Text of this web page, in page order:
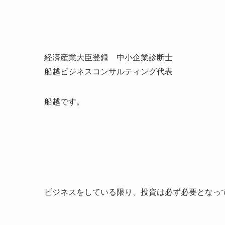
経済産業大臣登録 中小企業診断士
船越ビジネスコンサルティング代表
船越です。
ビジネスをしている限り、投資は必ず必要となっ